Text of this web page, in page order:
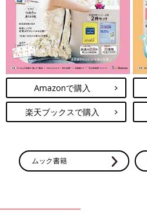
Amazonで購入
楽天ブックスで購入
ムック書籍